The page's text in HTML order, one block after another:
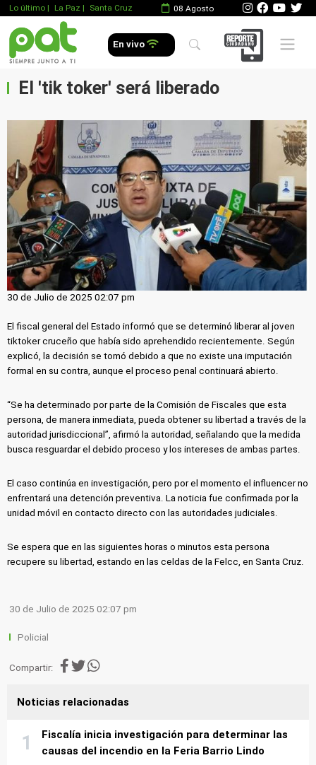
Lo último | La Paz | Santa Cruz 08 Agosto
En vivo Mobile
El 'tik toker' será liberado
30 de Julio de 2025 02:07 pm
El fiscal general del Estado informó que se determinó liberar al joven
tiktoker cruceño que había sido aprehendido recientemente. Según
explicó, la decisión se tomó debido a que no existe una imputación
formal en su contra, aunque el proceso penal continuará abierto.
“Se ha determinado por parte de la Comisión de Fiscales que esta
persona, de manera inmediata, pueda obtener su libertad a través de la
autoridad jurisdiccional”, afirmó la autoridad, señalando que la medida
busca resguardar el debido proceso y los intereses de ambas partes.
El caso continúa en investigación, pero por el momento el influencer no
enfrentará una detención preventiva. La noticia fue confirmada por la
unidad móvil en contacto directo con las autoridades judiciales.
Se espera que en las siguientes horas o minutos esta persona
recupere su libertad, estando en las celdas de la Felcc, en Santa Cruz.
30 de Julio de 2025 02:07 pm
Policial
Compartir:
Noticias relacionadas
Fiscalía inicia investigación para determinar las
causas del incendio en la Feria Barrio Lindo